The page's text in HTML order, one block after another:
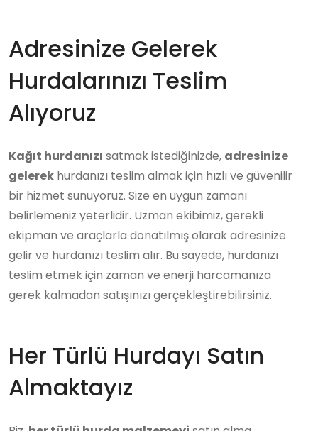
Adresinize Gelerek
Hurdalarınızı Teslim
Alıyoruz
Kağıt hurdanızı satmak istediğinizde, adresinize
gelerek hurdanızı teslim almak için hızlı ve güvenilir
bir hizmet sunuyoruz. Size en uygun zamanı
belirlemeniz yeterlidir. Uzman ekibimiz, gerekli
ekipman ve araçlarla donatılmış olarak adresinize
gelir ve hurdanızı teslim alır. Bu sayede, hurdanızı
teslim etmek için zaman ve enerji harcamanıza
gerek kalmadan satışınızı gerçekleştirebilirsiniz.
Her Türlü Hurdayı Satın
Almaktayız